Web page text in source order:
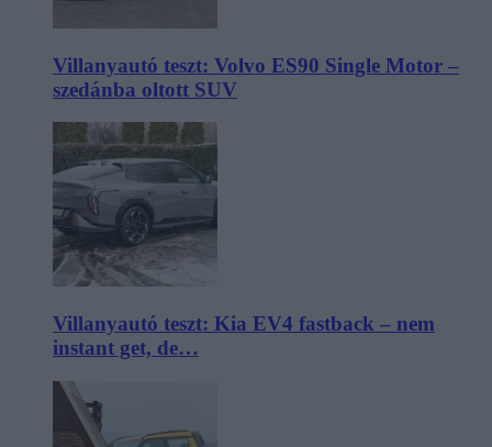
Villanyautó teszt: Volvo ES90 Single Motor –
szedánba oltott SUV
Villanyautó teszt: Kia EV4 fastback – nem
instant get, de…